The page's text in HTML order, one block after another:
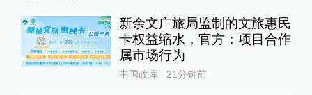
新余文广旅局监制的文旅惠民
卡权益缩水，官方：项目合作
属市场行为
中国政库 21分钟前